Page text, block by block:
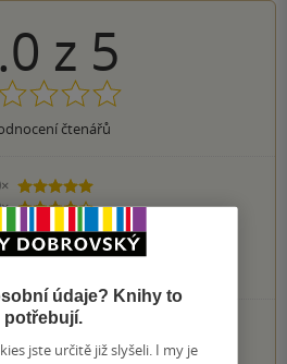
z 5
čtenářů
5 hvězdiček
4 hvězdičky
3 hvězdičky
2 hvězdičky
KNIHY
údaje? Knihy to
potřebují.
jste určitě již slyšeli. I my je